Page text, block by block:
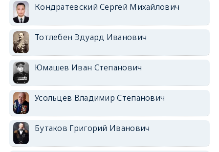
Кондратевский Сергей Михайлович
Тотлебен Эдуард Иванович
Юмашев Иван Степанович
Усольцев Владимир Степанович
Бутаков Григорий Иванович